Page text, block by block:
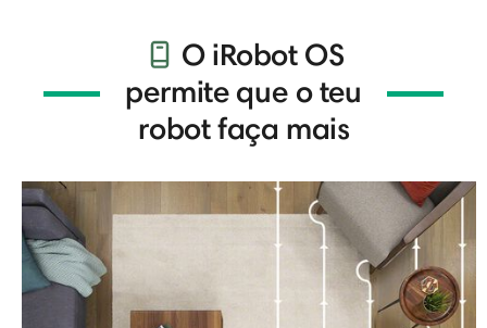
O iRobot OS
permite que o teu
robot faça mais